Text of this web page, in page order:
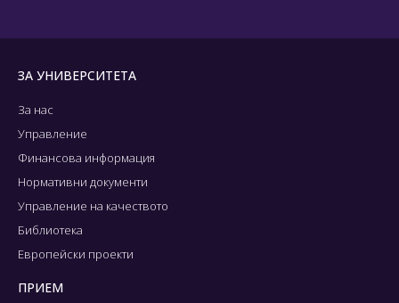
ЗА УНИВЕРСИТЕТА
За нас
Управление
Финансова информация
Нормативни документи
Управление на качеството
Библиотека
Европейски проекти
ПРИЕМ